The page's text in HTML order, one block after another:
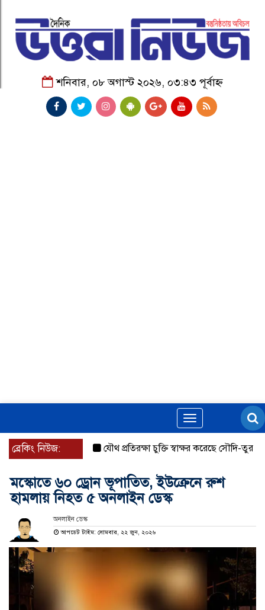
শনিবার, ০৮ অগাস্ট ২০২৬, ০৩:৪৩ পূর্বাহ্ন
Toggle
navigation
ব্রেকিং নিউজ: যৌথ প্রতিরক্ষা চুক্তি স্বাক্ষর করেছে সৌদি-তুরস্ক-
মস্কোতে ৬০ ড্রোন ভূপাতিত, ইউক্রেনে রুশ
হামলায় নিহত ৫ অনলাইন ডেস্ক
অনলাইন ডেস্ক
আপডেট টাইম: সোমবার, ২২ জুন, ২০২৬